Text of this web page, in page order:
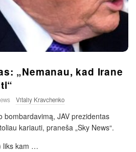
„Nemanau, kad Irane
Vitaliy Kravchenko
bombardavimą, JAV prezidentas
kariauti, praneša „Sky News“.
liks kam …